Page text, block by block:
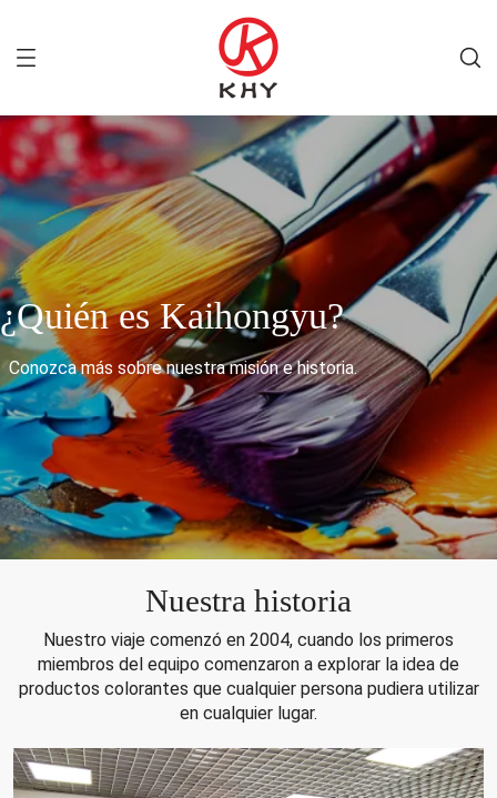
¿Quién es Kaihongyu?
Conozca más sobre nuestra misión e historia.
Nuestra historia
Nuestro viaje comenzó en 2004, cuando los primeros
miembros del equipo comenzaron a explorar la idea de
productos colorantes que cualquier persona pudiera utilizar
en cualquier lugar.